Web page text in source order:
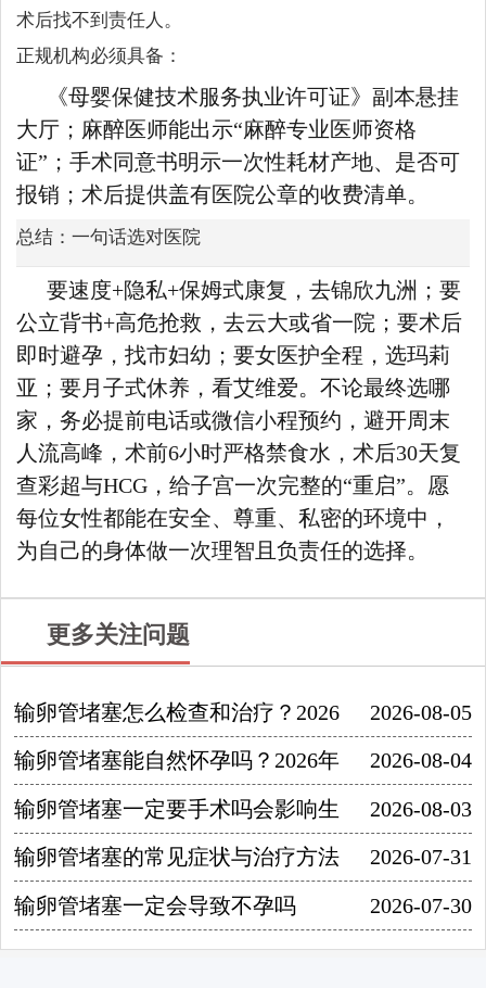
术后找不到责任人。
正规机构必须具备：
《母婴保健技术服务执业许可证》副本悬挂
大厅；麻醉医师能出示“麻醉专业医师资格
证”；手术同意书明示一次性耗材产地、是否可
报销；术后提供盖有医院公章的收费清单。
总结：一句话选对医院
要速度+隐私+保姆式康复，去锦欣九洲；要
公立背书+高危抢救，去云大或省一院；要术后
即时避孕，找市妇幼；要女医护全程，选玛莉
亚；要月子式休养，看艾维爱。不论最终选哪
家，务必提前电话或微信小程预约，避开周末
人流高峰，术前6小时严格禁食水，术后30天复
查彩超与HCG，给子宫一次完整的“重启”。愿
每位女性都能在安全、尊重、私密的环境中，
为自己的身体做一次理智且负责任的选择。
更多关注问题
输卵管堵塞怎么检查和治疗？2026 2026-08-05
输卵管堵塞能自然怀孕吗？2026年 2026-08-04
输卵管堵塞一定要手术吗会影响生 2026-08-03
输卵管堵塞的常见症状与治疗方法 2026-07-31
输卵管堵塞一定会导致不孕吗 2026-07-30